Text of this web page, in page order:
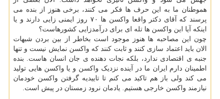
هموطنان ما به این حرف ها فکر می کنند، برخی هنوز از بنده می
پرسند که آقای دکتر واقعا واکسن ها ۷۰ روز ایمنی زایی دارند و یا
اینکه آیا این واکسن ها تله ای برای درآمدزایی کشورهاست؟
چون این مصاحبه ها هنوز موجود است بخاطر از بین بردن شبهات
الان باید اعتماد سازی کنند و ثابت کنند که واکسن نمایش نیست و تنها
جنبه ی اقتصادی ندارد، بلکه نجات دهنده ی جان انسان هاست. بنده
اطمینان دارم ایران ما در آینده نزدیک واکسن و یا واکسن هایی تولید
می کند ولی باز هم تاکید می کنم تا تاییدیه گرفتن واکسن خودمان
نیازمند واکسن خارجی هستیم. یادمان نرود زمستان در پیش است.